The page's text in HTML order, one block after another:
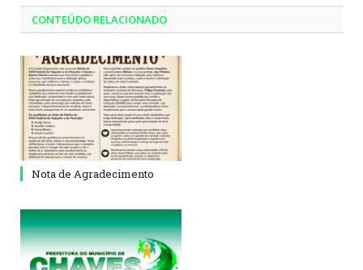
CONTEÚDO RELACIONADO
Nota de Agradecimento